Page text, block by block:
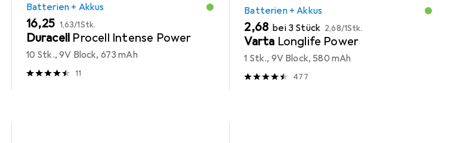
Batterien + Akkus
EUR
16,25 EUR
1,63/1Stk.
Duracell Procell Intense Power
10 Stk., 9V Block, 673 mAh
11
Batterien + Akkus
EUR
2,68 bei 3 Stück EUR
2,68/1Stk.
Varta Longlife Power
1 Stk., 9V Block, 580 mAh
477